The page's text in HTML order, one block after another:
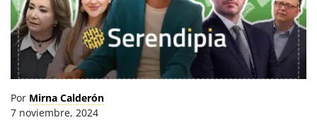
Por Mirna Calderón
7 noviembre, 2024